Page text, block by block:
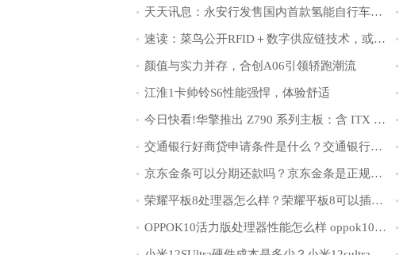
天天讯息：永安行发售国内首款氢能自行车，售价12800元
速读：菜鸟公开RFID＋数字供应链技术，或将缓解快消企业运营压力
颜值与实力并存，合创A06引领轿跑潮流
江淮1卡帅铃S6性能强悍，体验舒适
今日快看!华擎推出 Z790 系列主板：含 ITX 小刚炮，内置 eDP 接口
交通银行好商贷申请条件是什么？交通银行好商贷好申请吗？
京东金条可以分期还款吗？京东金条是正规借款吗？
荣耀平板8处理器怎么样？荣耀平板8可以插电话卡吗？
OPPOK10活力版处理器性能怎么样 oppok10的摄像头是什么镜头？